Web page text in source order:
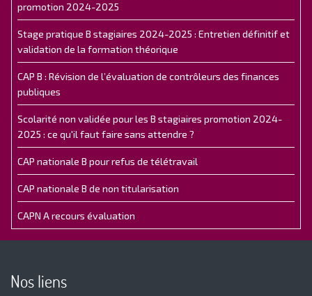
promotion 2024-2025
Stage pratique B stagiaires 2024-2025 : Entretien définitif et
validation de la formation théorique
CAP B : Révision de l’évaluation de contrôleurs des finances
publiques
Scolarité non validée pour les B stagiaires promotion 2024-
2025 : ce qu'il faut faire sans attendre ?
CAP nationale B pour refus de télétravail
CAP nationale B de non titularisation
CAPN A recours évaluation
Nos liens